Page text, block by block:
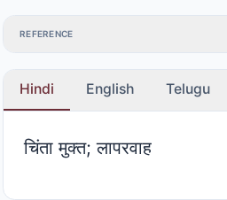
REFERENCE
Hindi English Telugu
चिंता मुक्त; लापरवाह